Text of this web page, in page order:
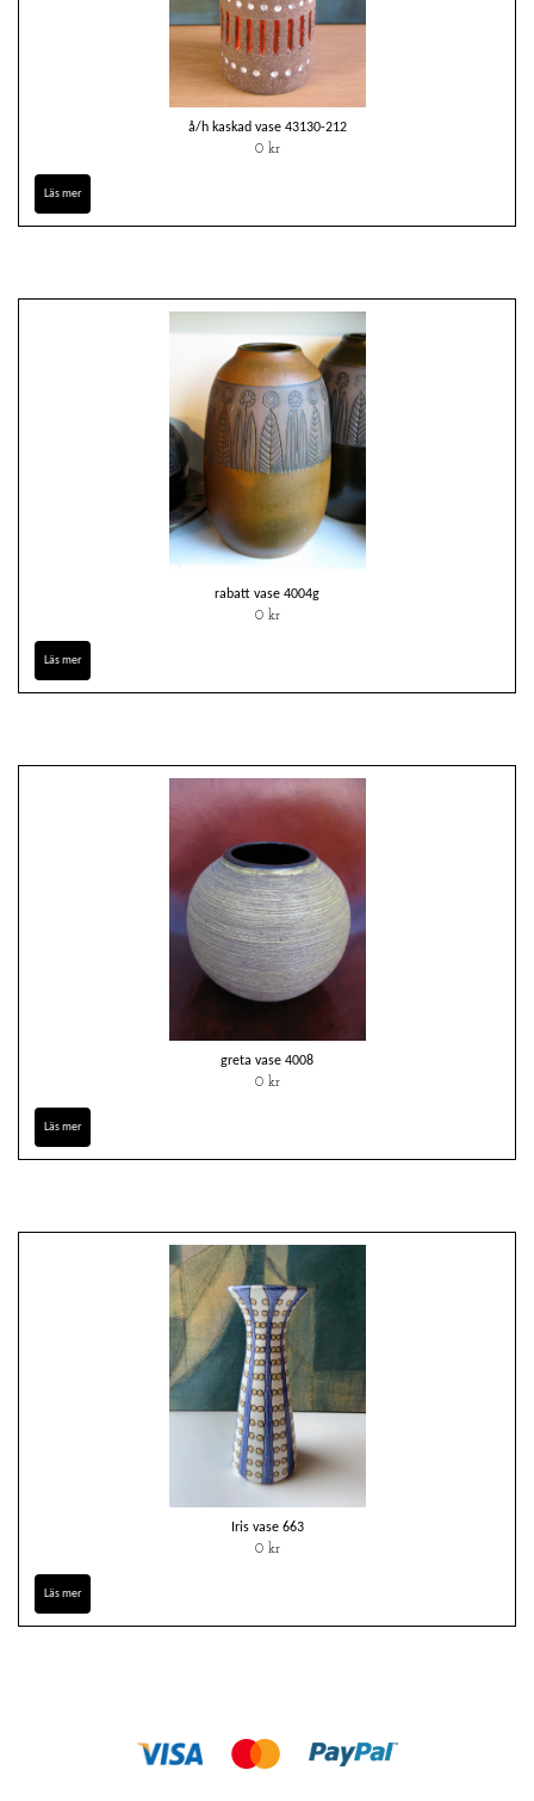
å/h kaskad vase 43130-212
0 kr
Läs mer
rabatt vase 4004g
0 kr
Läs mer
greta vase 4008
0 kr
Läs mer
Iris vase 663
0 kr
Läs mer